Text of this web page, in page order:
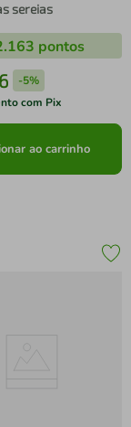
sereias
pontos
-5%
com Pix
ao carrinho